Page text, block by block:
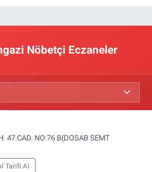
Nöbetçi Eczaneler
47.CAD. NO:76 B(DOSAB SEMT
Tarifi Al